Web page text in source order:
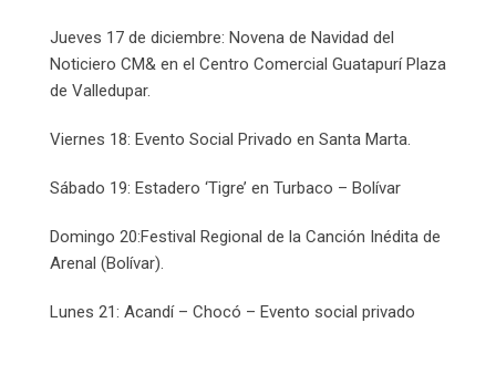
Jueves 17 de diciembre: Novena de Navidad del
Noticiero CM& en el Centro Comercial Guatapurí Plaza
de Valledupar.
Viernes 18: Evento Social Privado en Santa Marta.
Sábado 19: Estadero ‘Tigre’ en Turbaco – Bolívar
Domingo 20:Festival Regional de la Canción Inédita de
Arenal (Bolívar).
Lunes 21: Acandí – Chocó – Evento social privado